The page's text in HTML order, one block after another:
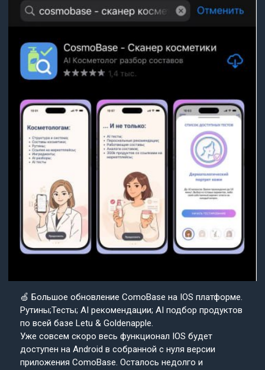
🍏 Большое обновление ComoBase на IOS платформе.
Рутины;Тесты; AI рекомендации; AI подбор продуктов
по всей базе Letu & Goldenapple.
Уже совсем скоро весь функционал IOS будет
доступен на Android в собранной с нуля версии
приложения ComoBase. Осталось недолго и